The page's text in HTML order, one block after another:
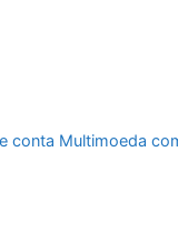
conta Multimoeda